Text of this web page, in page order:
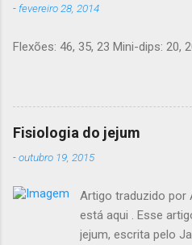
suporte com
nem
senso. E toda a
grátis. Introdução
você come
açúcares e
outras comidas
e ainda assim
- fevereiro 28, 2014
Flexões: 46, 35, 23 Mini-dips: 20,
Fisiologia do jejum
-outubro 19, 2015
Artigo traduzido por
está aqui . Esse
jejum, escrita pelo